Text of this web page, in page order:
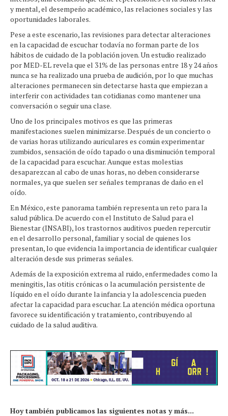
y mental, el desempeño académico, las relaciones sociales y las
oportunidades laborales.
Pese a este escenario, las revisiones para detectar alteraciones
en la capacidad de escuchar todavía no forman parte de los
hábitos de cuidado de la población joven. Un estudio realizado
por MED-EL revela que el 31% de las personas entre 18 y 24 años
nunca se ha realizado una prueba de audición, por lo que muchas
alteraciones permanecen sin detectarse hasta que empiezan a
interferir con actividades tan cotidianas como mantener una
conversación o seguir una clase.
Uno de los principales motivos es que las primeras
manifestaciones suelen minimizarse. Después de un concierto o
de varias horas utilizando auriculares es común experimentar
zumbidos, sensación de oído tapado o una disminución temporal
de la capacidad para escuchar. Aunque estas molestias
desaparezcan al cabo de unas horas, no deben considerarse
normales, ya que suelen ser señales tempranas de daño en el
oído.
En México, este panorama también representa un reto para la
salud pública. De acuerdo con el Instituto de Salud para el
Bienestar (INSABI), los trastornos auditivos pueden repercutir
en el desarrollo personal, familiar y social de quienes los
presentan, lo que evidencia la importancia de identificar cualquier
alteración desde sus primeras señales.
Además de la exposición extrema al ruido, enfermedades como la
meningitis, las otitis crónicas o la acumulación persistente de
líquido en el oído durante la infancia y la adolescencia pueden
afectar la capacidad para escuchar. La atención médica oportuna
favorece su identificación y tratamiento, contribuyendo al
cuidado de la salud auditiva.
Hoy también publicamos las siguientes notas y más...